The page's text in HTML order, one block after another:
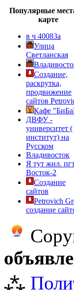
Популярные
карте
в ч 40083а
Улица
Светланская
Создание,
раскрутка,
продвижение
сайтов
Кафе
ДВФУ -
университет (
институт) на
Русском
Владивосток
Я тут жил.
Восток-2
Создание
сайтов
Petrovich
создание
⁂